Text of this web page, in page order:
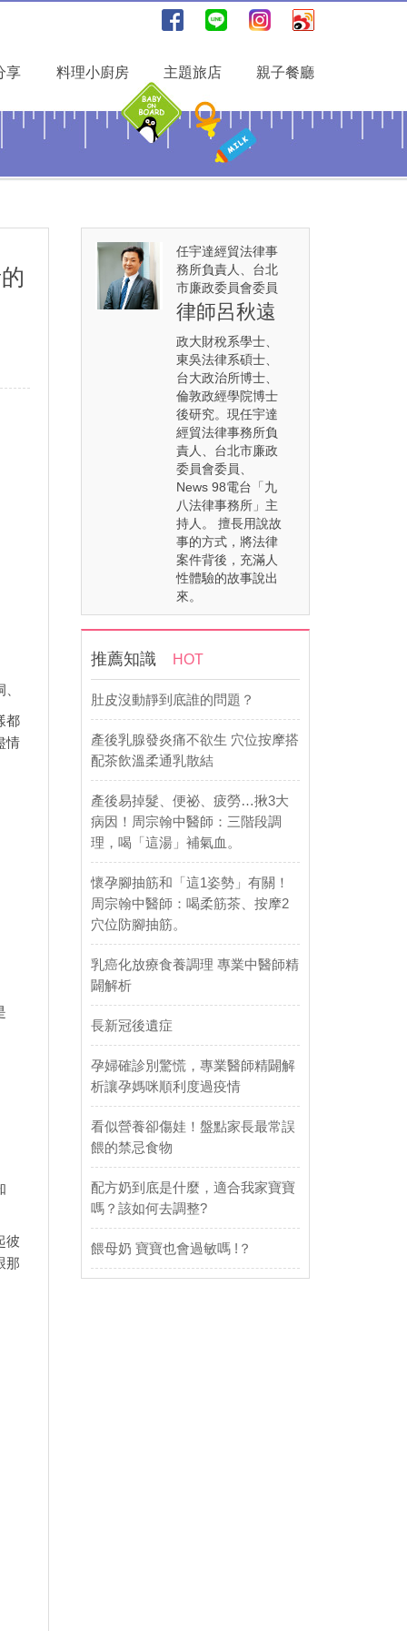
享 料理小廚房 主題旅店 親子餐廳
都
情
彼
那
任宇達經貿法律事
務所負責人、台北
市廉政委員會委員
律師呂秋遠
政大財稅系學士、
東吳法律系碩士、
台大政治所博士、
倫敦政經學院博士
後研究。現任宇達
經貿法律事務所負
責人、台北市廉政
委員會委員、
News 98電台「九
八法律事務所」主
持人。 擅長用說故
事的方式，將法律
案件背後，充滿人
性體驗的故事說出
來。
推薦知識 HOT
肚皮沒動靜到底誰的問題？
產後乳腺發炎痛不欲生 穴位按摩搭
配茶飲溫柔通乳散結
產後易掉髮、便祕、疲勞…揪3大
病因！周宗翰中醫師：三階段調
理，喝「這湯」補氣血。
懷孕腳抽筋和「這1姿勢」有關！
周宗翰中醫師：喝柔筋茶、按摩2
穴位防腳抽筋。
乳癌化放療食養調理 專業中醫師精
闢解析
長新冠後遺症
孕婦確診別驚慌，專業醫師精闢解
析讓孕媽咪順利度過疫情
看似營養卻傷娃！盤點家長最常誤
餵的禁忌食物
配方奶到底是什麼，適合我家寶寶
嗎？該如何去調整?
餵母奶 寶寶也會過敏嗎 !？